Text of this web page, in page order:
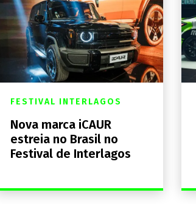
FESTIVAL INTERLAGOS
Nova marca iCAUR
estreia no Brasil no
Festival de Interlagos